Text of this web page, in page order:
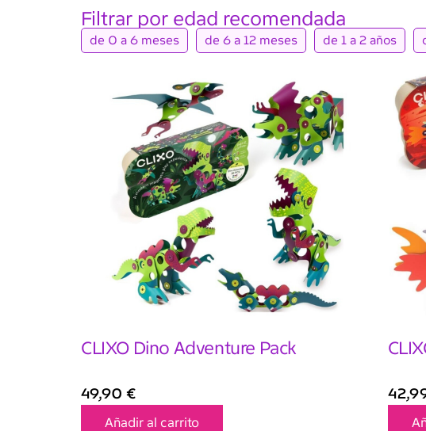
Filtrar por edad recomendada
de 0 a 6 meses de 6 a 12 meses de 1 a 2 años
CLIXO Dino Adventure Pack
49,90 €
Añadir al carrito